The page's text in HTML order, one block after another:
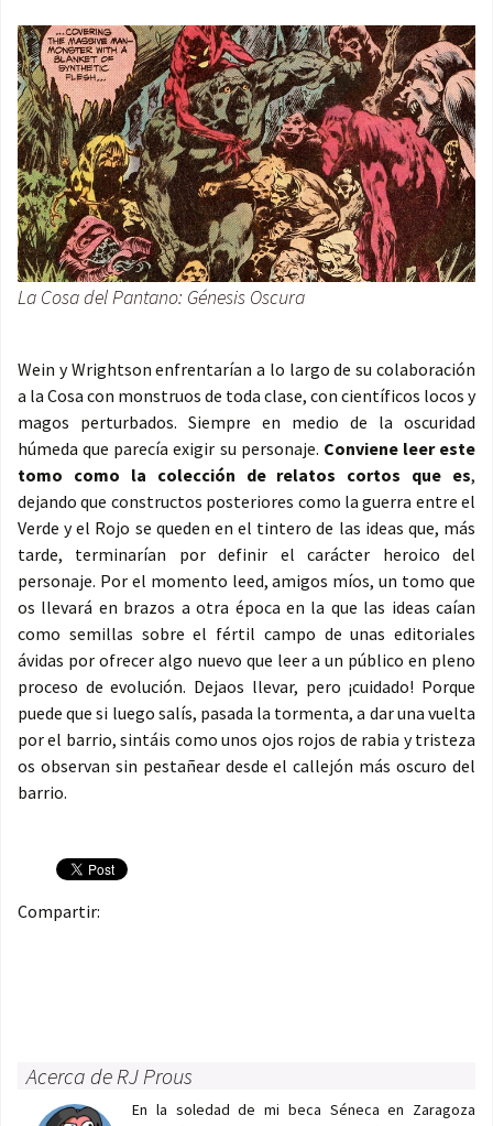
La Cosa del Pantano: Génesis Oscura
Wein y Wrightson enfrentarían a lo largo de su colaboración
a la Cosa con monstruos de toda clase, con científicos locos y
magos perturbados. Siempre en medio de la oscuridad
húmeda que parecía exigir su personaje. Conviene leer este
tomo como la colección de relatos cortos que es,
dejando que constructos posteriores como la guerra entre el
Verde y el Rojo se queden en el tintero de las ideas que, más
tarde, terminarían por definir el carácter heroico del
personaje. Por el momento leed, amigos míos, un tomo que
os llevará en brazos a otra época en la que las ideas caían
como semillas sobre el fértil campo de unas editoriales
ávidas por ofrecer algo nuevo que leer a un público en pleno
proceso de evolución. Dejaos llevar, pero ¡cuidado! Porque
puede que si luego salís, pasada la tormenta, a dar una vuelta
por el barrio, sintáis como unos ojos rojos de rabia y tristeza
os observan sin pestañear desde el callejón más oscuro del
barrio.
Compartir:
Acerca de RJ Prous
En la soledad de mi beca Séneca en Zaragoza